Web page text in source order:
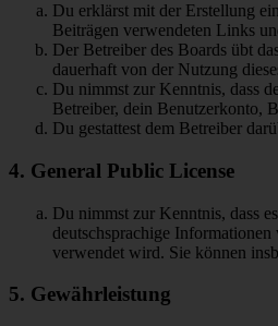
Du erklärst mit der Erstellung
Beiträgen verwendeten Links
Der Betreiber des Boards übt
dauerhaft von der Nutzung
Du nimmst zur Kenntnis, dass
Betreiber, dein Benutzerkonto,
Du gestattest dem Betreiber
4. General Public License
Du nimmst zur Kenntnis, dass
deutschsprachige
verwendet wird. Sie können
5. Gewährleistung